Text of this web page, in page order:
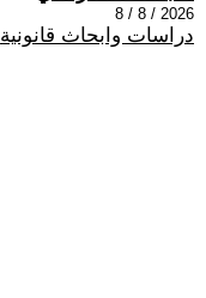
2026 / 8 / 8
دراسات وابحاث قانونية